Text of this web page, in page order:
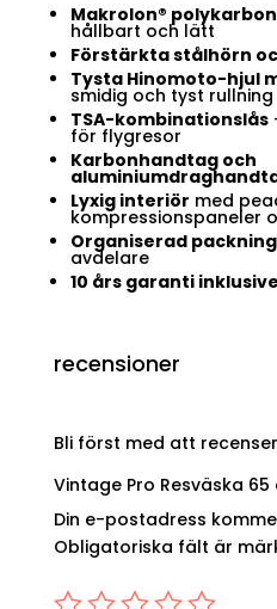
Makrolon®
hållbart och lätt
Förstärkta stålhörn
Tysta Hinomoto-hjul
smidig och tyst rullning
TSA-kombinationslås
för flygresor
Karbonhandtag och
Lyxig interiör med
kompressionspaneler
Organiserad packning
avdelare
10 års garanti
recensioner
Bli först med att
Vintage Pro Resväska
Din e-postadress
Obligatoriska fält är